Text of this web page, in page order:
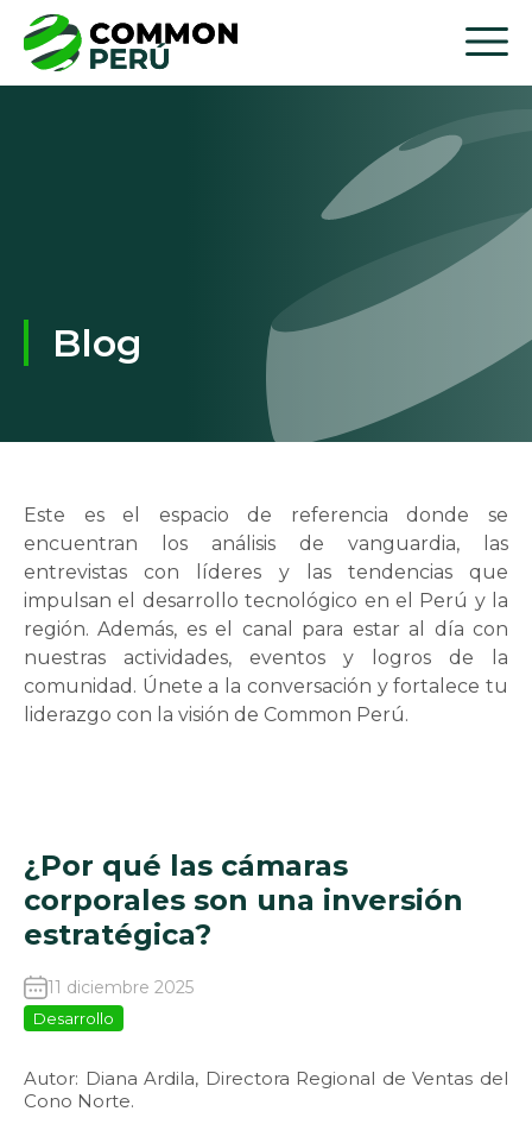
Blog
Este es el espacio de referencia donde se
encuentran los análisis de vanguardia, las
entrevistas con líderes y las tendencias que
impulsan el desarrollo tecnológico en el Perú y la
región. Además, es el canal para estar al día con
nuestras actividades, eventos y logros de la
comunidad. Únete a la conversación y fortalece tu
liderazgo con la visión de Common Perú.
¿Por qué las cámaras
corporales son una inversión
estratégica?
11 diciembre 2025
Desarrollo
Autor: Diana Ardila, Directora Regional de Ventas del
Cono Norte.